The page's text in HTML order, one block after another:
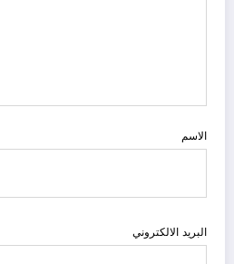
الاسم
البريد الالكتروني